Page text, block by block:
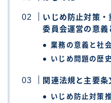
いじめ防止対策
委員会運営の意義
業務の意義と社
いじめ問題の歴
関連法規と主要条
いじめ防止対策